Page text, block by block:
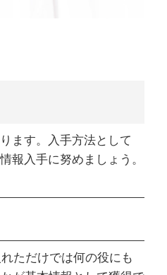
ます。入手方法として
報入手に努めましょう。
ただけでは何の役にも